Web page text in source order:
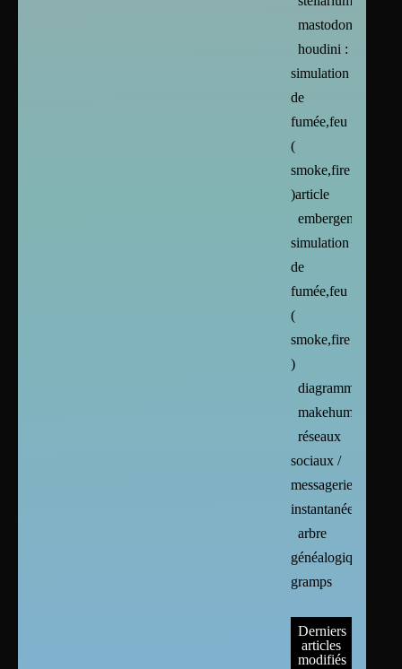
mastodon
houdini :
simulation
de
fumée,feu
(
smoke,fire
)article
embergen :
simulation
de
fumée,feu
(
smoke,fire
)
diagrammes
makehuman
réseaux
sociaux /
messageries
instantanées
arbre
généalogique :
gramps
Derniers
articles
modifiés